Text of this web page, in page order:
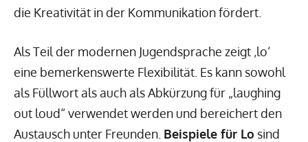
die Kreativität in der Kommunikation fördert.
Als Teil der modernen Jugendsprache zeigt ‚lo‘
eine bemerkenswerte Flexibilität. Es kann sowohl
als Füllwort als auch als Abkürzung für „laughing
out loud“ verwendet werden und bereichert den
Austausch unter Freunden. Beispiele für Lo sind